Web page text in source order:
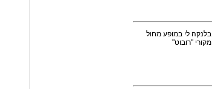
בלנקה לי במופע מחול
מקורי "רובוט"